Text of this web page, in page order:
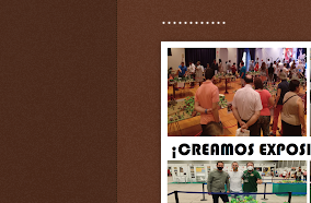
............